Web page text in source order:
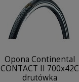
Opona Continental
CONTACT II 700x42C
drutówka